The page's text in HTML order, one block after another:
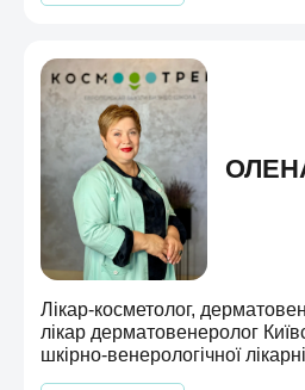
Лікар-косметолог,
лікар дерматовенеролог
шкірно-венерологічної